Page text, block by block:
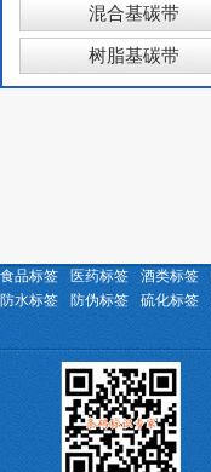
混合基碳带
树脂基碳带
食品标签 医药标签 酒类标签
防水标签
防伪标签 硫化标签